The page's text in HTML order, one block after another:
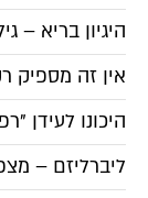
היגיון בריא –
אין זה מספיק
היכונו לעידן
ליברליזם –